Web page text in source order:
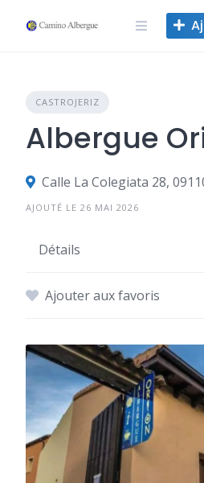
CASTROJERIZ
Albergue
AJOUTÉ LE 26 MAI 2026
Détails
Ajouter aux favoris